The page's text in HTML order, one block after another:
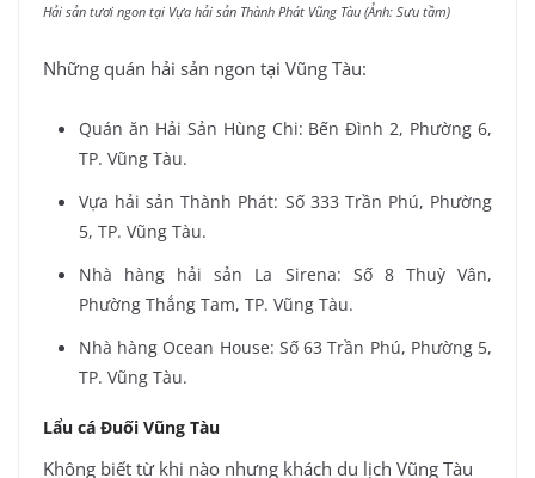
Hải sản tươi ngon tại Vựa hải sản Thành Phát Vũng Tàu (Ảnh: Sưu tầm)
Những quán hải sản ngon tại Vũng Tàu:
Quán ăn Hải Sản Hùng Chi: Bến Đình 2, Phường 6,
TP. Vũng Tàu.
Vựa hải sản Thành Phát: Số 333 Trần Phú, Phường
5, TP. Vũng Tàu.
Nhà hàng hải sản La Sirena: Số 8 Thuỳ Vân,
Phường Thắng Tam, TP. Vũng Tàu.
Nhà hàng Ocean House: Số 63 Trần Phú, Phường 5,
TP. Vũng Tàu.
Lẩu cá Đuối Vũng Tàu
Không biết từ khi nào nhưng khách du lịch Vũng Tàu